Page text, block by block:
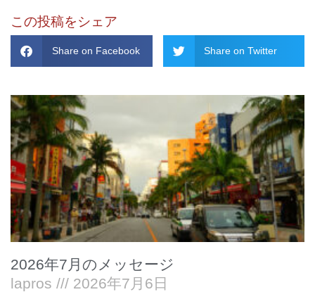
この投稿をシェア
Share on Facebook Share on Twitter
2026年7月のメッセージ
lapros 2026年7月6日